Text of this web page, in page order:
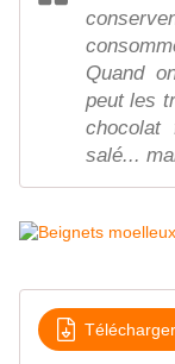
Quand
peut les
chocolat
salé...
Télécharger